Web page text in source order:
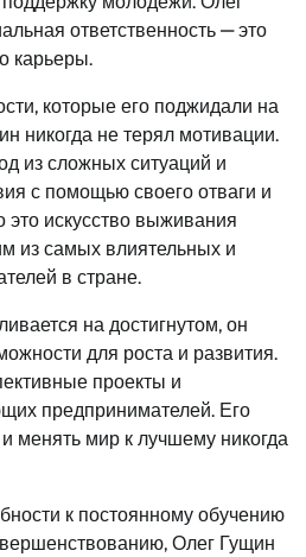
ответственность — это
карьеры.
которые его поджидали на
никогда не терял мотивации.
из сложных ситуаций и
с помощью своего отваги и
искусство выживания
из самых влиятельных и
в стране.
на достигнутом, он
для роста и развития.
проекты и
предпринимателей. Его
менять мир к лучшему никогда
к постоянному обучению
Олег Гущин